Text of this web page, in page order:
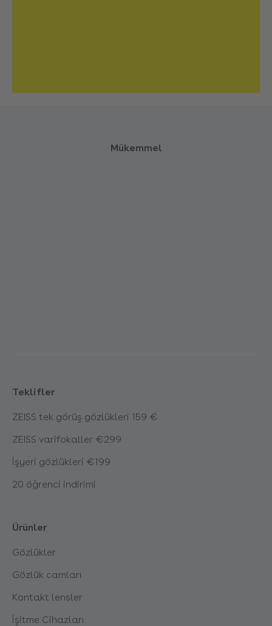
Mükemmel
Teklifler
ZEISS tek görüş gözlükleri 159 €
ZEISS varifokaller €299
İşyeri gözlükleri €199
20 öğrenci indirimi
Ürünler
Gözlükler
Gözlük camları
Kontakt lensler
İşitme Cihazları